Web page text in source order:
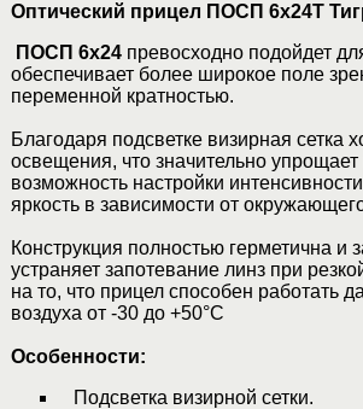
Оптический прицел ПОСП 6х24Т
ПОСП 6x24превосходно подойдет
обеспечивает более широкое поле
переменной кратностью.
Благодаря подсветке визирная сетка
освещения, что значительно
возможность настройки
яркость в зависимости от
Конструкция полностью герметична и
устраняет запотевание линз при
на то, что прицел способен работать
воздуха от -30 до +50°С
Особенности:
Подсветка визирной сетки.